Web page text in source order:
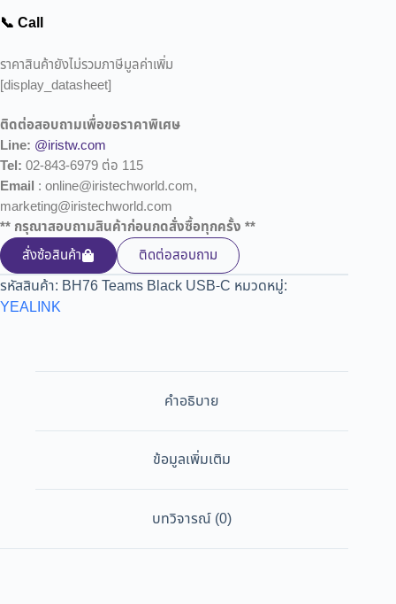
📞 Call
ราคาสินค้ายังไม่รวมภาษีมูลค่าเพิ่ม
[display_datasheet]
ติดต่อสอบถามเพื่อขอราคาพิเศษ
Line: @iristw.com
Tel: 02-843-6979 ต่อ 115
Email : online@iristechworld.com,
marketing@iristechworld.com
** กรุณาสอบถามสินค้าก่อนกดสั่งซื้อทุกครั้ง **
สั่งซ้อสินค้า
ติดต่อสอบถาม
รหัสสินค้า: BH76 Teams Black USB-C หมวดหมู่:
YEALINK
คำอธิบาย
ข้อมูลเพิ่มเติม
บทวิจารณ์ (0)